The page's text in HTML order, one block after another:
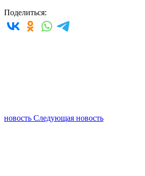
Поделиться:
новость Следующая новость